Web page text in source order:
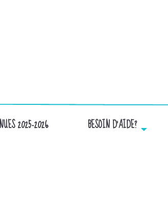
2025-2026 BESOIN D’AIDE?